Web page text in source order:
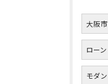
大阪市
ローン
モダン